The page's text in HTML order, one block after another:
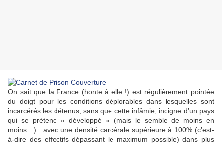
On sait que la France (honte à elle !) est régulièrement pointée
du doigt pour les conditions déplorables dans lesquelles sont
incarcérés les détenus, sans que cette infâmie, indigne d’un pays
qui se prétend « développé » (mais le semble de moins en
moins…) : avec une densité carcérale supérieure à 100% (c’est-
à-dire des effectifs dépassant le maximum possible) dans plus